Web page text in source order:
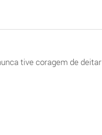
tive coragem de deitar